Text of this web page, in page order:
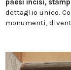
paesi incisi,
dettaglio unico.
monumenti,